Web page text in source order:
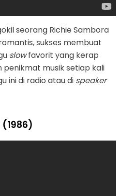
seorang Richie Sambora
sukses membuat
slowfavorit yang kerap
penikmat musik setiap kali
ini di radio atau di speaker